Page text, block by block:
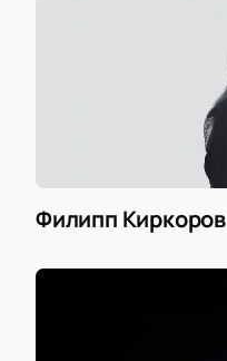
Филипп Киркоров